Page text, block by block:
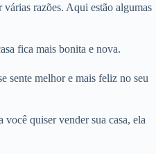
razões. Aqui estão algumas
fica mais bonita e nova.
sente melhor e mais feliz no seu
você quiser vender sua casa, ela